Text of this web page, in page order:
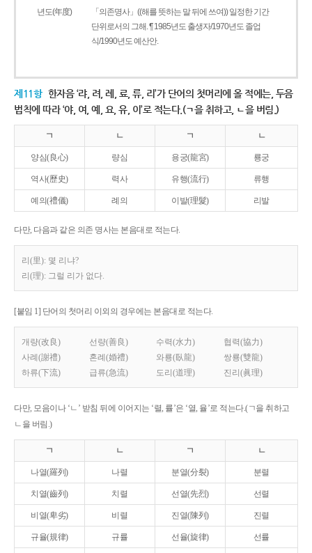
년도(年度)
「의존명사」((해를 뜻하는 말 뒤에 쓰여)) 일정한 기간
단위로서의 그해. ¶ 1985년도 출생자/1970년도 졸업
식/1990년도 예산안.
제11항 한자음 ‘랴, 려, 례, 료, 류, 리’가 단어의 첫머리에 올 적에는, 두음
법칙에 따라 ‘야, 여, 예, 요, 유, 이’로 적는다.(ㄱ을 취하고, ㄴ을 버림.)
ㄱ ㄴ ㄱ ㄴ
양심(良心) 량심 용궁(龍宮) 룡궁
역사(歷史) 력사 유행(流行) 류행
예의(禮儀) 례의 이발(理髮) 리발
다만, 다음과 같은 의존 명사는 본음대로 적는다.
리(里): 몇 리냐?
리(理): 그럴 리가 없다.
[붙임 1] 단어의 첫머리 이외의 경우에는 본음대로 적는다.
개량(改良) 선량(善良) 수력(水力)
협력(協力)
사례(謝禮)
혼례(婚禮) 와룡(臥龍)
쌍룡(雙龍)
하류(下流)
급류(急流) 도리(道理) 진리(眞理)
다만, 모음이나 ‘ㄴ’ 받침 뒤에 이어지는 ‘렬, 률’은 ‘열, 율’로 적는다.(ㄱ을 취하고
ㄴ을 버림.)
ㄱ ㄴ ㄱ ㄴ
나열(羅列) 나렬 분열(分裂) 분렬
치열(齒列) 치렬 선열(先烈) 선렬
비열(卑劣) 비렬 진열(陳列) 진렬
규율(規律) 규률 선율(旋律) 선률